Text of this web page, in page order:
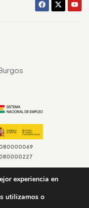
Reservados
experiencia en
utilizamos o